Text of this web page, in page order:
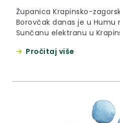
Županica Krapinsko-
Borovčak danas je u Humu
Sunčanu elektranu u
i investitora, Krklec metal
Pročitaj više